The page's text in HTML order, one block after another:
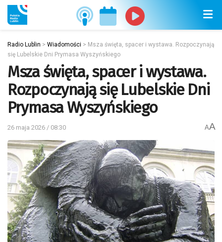
Radio Lublin > Wiadomości > Msza święta, spacer i wystawa. Rozpoczynają
się Lubelskie Dni Prymasa Wyszyńskiego
Msza święta, spacer i wystawa.
Rozpoczynają się Lubelskie Dni
Prymasa Wyszyńskiego
26 maja 2026 / 08:30 AA